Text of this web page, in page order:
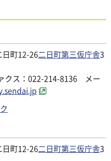
町12-26二日町第三仮庁舎3
クス：022-214-8136 メー
町12-26二日町第三仮庁舎3